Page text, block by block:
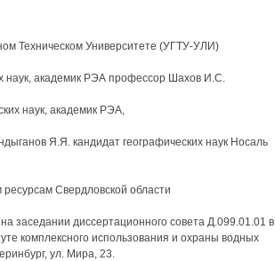
Техническом Университете (УГТУ-УЛИ)
наук, академик РЭА профессор Шахов И.С.
наук, академик РЭА,
Я.Я. кандидат географических наук Носаль
Свердловской области
заседании диссертационного совета Д.099.01.01 в
комплексного использования и охраны водных
ул. Мира, 23.